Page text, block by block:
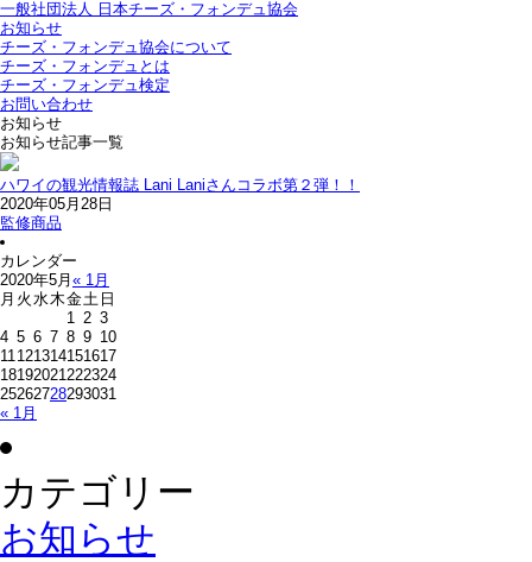
一般社団法人 日本チーズ・フォンデュ協会
お知らせ
チーズ・フォンデュ協会について
チーズ・フォンデュとは
チーズ・フォンデュ検定
お問い合わせ
お知らせ
お知らせ記事一覧
ハワイの観光情報誌 Lani Laniさんコラボ第２弾！！
2020年05月28日
監修商品
カレンダー
2020年5月 « 1月
月 火 水木金土 日
« 1月
1 2 3
4 5 6 7 8 9 10
11121314151617
18192021222324
25262728293031
カテゴリー
お知らせ